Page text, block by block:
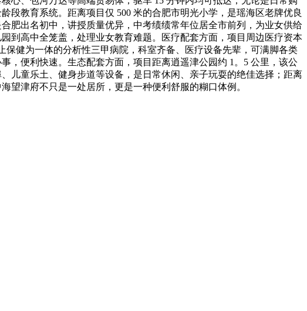
段教育系统。距离项目仅 500 米的合肥市明光小学，是瑶海区老牌优良
肥出名初中，讲授质量优异，中考绩绩常年位居全市前列，为业女供给
到高中全笼盖，处理业女教育难题。医疗配套方面，项目周边医疗资本
健为一体的分析性三甲病院，科室齐备、医疗设备先辈，可满脚各类
，便利快速。生态配套方面，项目距离逍遥津公园约 1。5 公里，该公
儿童乐土、健身步道等设备，是日常休闲、亲子玩耍的绝佳选择；距离
望津府不只是一处居所，更是一种便利舒服的糊口体例。